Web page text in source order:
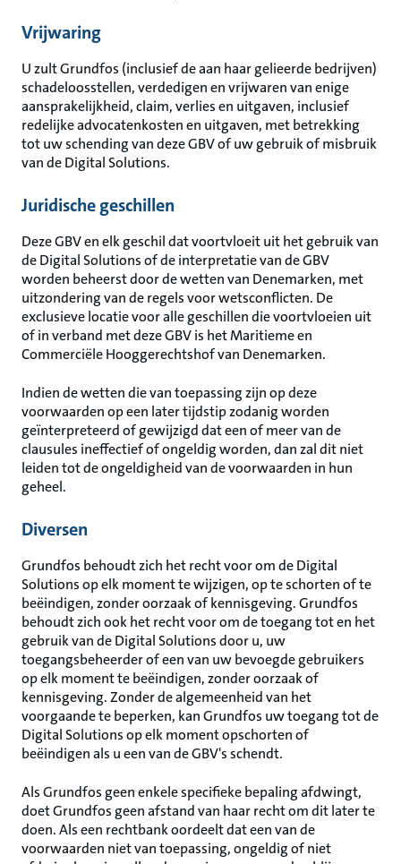
Vrijwaring
U zult Grundfos (inclusief de aan haar gelieerde bedrijven)
schadeloosstellen, verdedigen en vrijwaren van enige
aansprakelijkheid, claim, verlies en uitgaven, inclusief
redelijke advocatenkosten en uitgaven, met betrekking
tot uw schending van deze GBV of uw gebruik of misbruik
van de Digital Solutions.
Juridische geschillen
Deze GBV en elk geschil dat voortvloeit uit het gebruik van
de Digital Solutions of de interpretatie van de GBV
worden beheerst door de wetten van Denemarken, met
uitzondering van de regels voor wetsconflicten. De
exclusieve locatie voor alle geschillen die voortvloeien uit
of in verband met deze GBV is het Maritieme en
Commerciële Hooggerechtshof van Denemarken.
Indien de wetten die van toepassing zijn op deze
voorwaarden op een later tijdstip zodanig worden
geïnterpreteerd of gewijzigd dat een of meer van de
clausules ineffectief of ongeldig worden, dan zal dit niet
leiden tot de ongeldigheid van de voorwaarden in hun
geheel.
Diversen
Grundfos behoudt zich het recht voor om de Digital
Solutions op elk moment te wijzigen, op te schorten of te
beëindigen, zonder oorzaak of kennisgeving. Grundfos
behoudt zich ook het recht voor om de toegang tot en het
gebruik van de Digital Solutions door u, uw
toegangsbeheerder of een van uw bevoegde gebruikers
op elk moment te beëindigen, zonder oorzaak of
kennisgeving. Zonder de algemeenheid van het
voorgaande te beperken, kan Grundfos uw toegang tot de
Digital Solutions op elk moment opschorten of
beëindigen als u een van de GBV's schendt.
Als Grundfos geen enkele specifieke bepaling afdwingt,
doet Grundfos geen afstand van haar recht om dit later te
doen. Als een rechtbank oordeelt dat een van de
voorwaarden niet van toepassing, ongeldig of niet